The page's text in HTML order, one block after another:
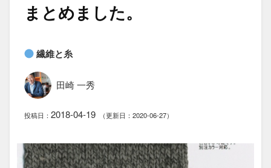
まとめました。
繊維と糸
田崎 一秀
投稿日： 2018-04-19 （更新日：2020-06-27）